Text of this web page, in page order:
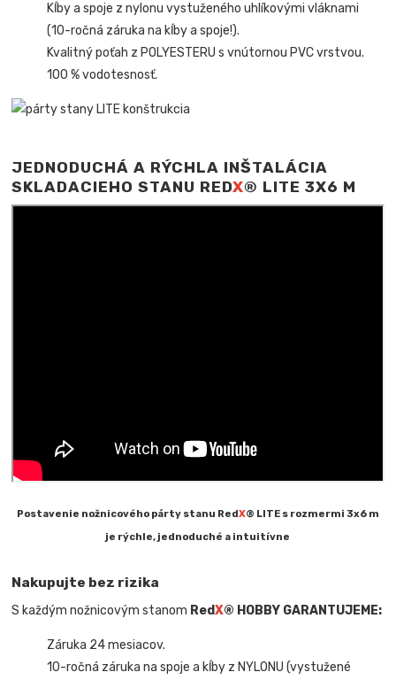
Kĺby a spoje z nylonu vystuženého uhlíkovými vláknami
(10-ročná záruka na kĺby a spoje!).
Kvalitný poťah z POLYESTERU s vnútornou PVC vrstvou.
100 % vodotesnosť.
JEDNODUCHÁ A RÝCHLA INŠTALÁCIA
SKLADACIEHO STANU REDX® LITE 3X6 M
Postavenie nožnicového párty stanu Red X® LITE s rozmermi 3x6 m
je rýchle, jednoduché a intuitívne
Nakupujte bez rizika
S každým nožnicovým stanom RedX® HOBBY GARANTUJEME:
Záruka 24 mesiacov.
10-ročná záruka na spoje a kĺby z NYLONU (vystužené